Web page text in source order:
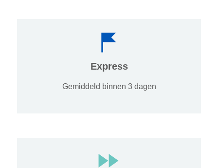
Express
Gemiddeld binnen 3 dagen